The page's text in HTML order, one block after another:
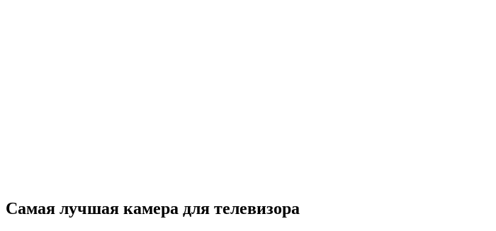
Самая лучшая камера для телевизора